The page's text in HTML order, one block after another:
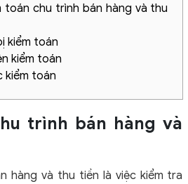
toán chu trình bán hàng và thu
kiểm toán
kiểm toán
kiểm toán
trình bán hàng và
hàng và thu tiền là việc kiểm tra